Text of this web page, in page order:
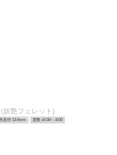
妖艶フェレット)
直径 13.6mm 度数 ±0.00~ -8.00